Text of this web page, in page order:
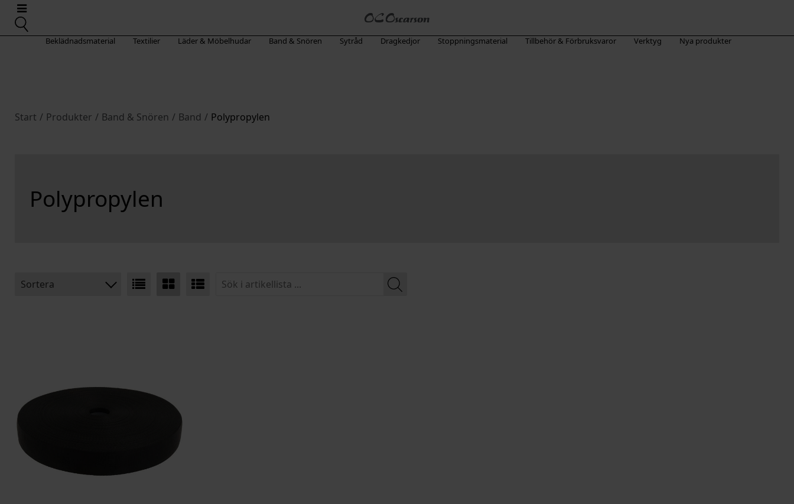
Beklädnadsmaterial Textilier Läder & Möbelhudar Band & Snören Sytråd Dragkedjor Stoppningsmaterial Tillbehör & Förbruksvaror Verktyg Nya produkter
Start / Produkter / Band & Snören / Band / Polypropylen
Polypropylen
Sortera